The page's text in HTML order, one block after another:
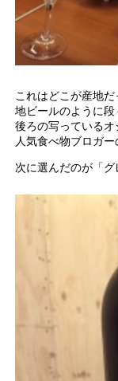
これはどこが産地だ
地ビールのように段
後ろの写っているオ
人気食べ物ブロガ
次に選んだのが「グ